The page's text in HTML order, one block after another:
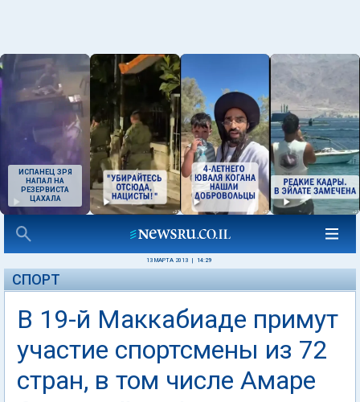
ИСПАНЕЦ ЗРЯ
НАПАЛ НА
РЕЗЕРВИСТА
ЦАХАЛА
13 МАРТА 2013 14:29
СПОРТ
В 19-й Маккабиаде примут
участие спортсмены из 72
стран, в том числе Амаре